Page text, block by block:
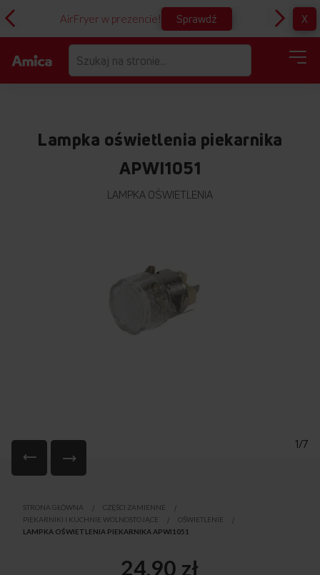
AirFryer w prezencie! Sprawdź X
Lampka oświetlenia piekarnika
APWI1051
LAMPKA OŚWIETLENIA
1/7
początek
galerii
STRONA GŁÓWNA
CZĘŚCI ZAMIENNE
PIEKARNIKI I KUCHNIE WOLNOSTOJĄCE
OŚWIETLENIE
LAMPKA OŚWIETLENIA PIEKARNIKA APWI1051
24,90 zł